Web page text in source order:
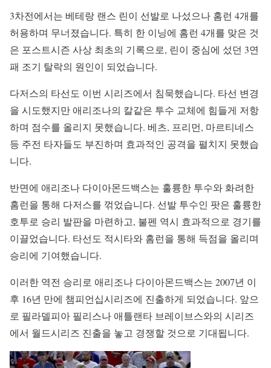
3차전에서는 베테랑 랜스 린이 선발로 나섰으나 홈런 4개를
허용하며 무너졌습니다. 특히 한 이닝에 홈런 4개를 맞은 것
은 포스트시즌 사상 최초의 기록으로, 린이 중심에 섰던 3연
패 조기 탈락의 원인이 되었습니다.
다저스의 타선도 이번 시리즈에서 침묵했습니다. 타선 변경
을 시도했지만 애리조나의 칼같은 투수 교체에 힘들게 저항
하며 점수를 올리지 못했습니다. 베츠, 프리먼, 마르티네스
등 주전 타자들도 부진하며 효과적인 공격을 펼치지 못했습
니다.
반면에 애리조나 다이아몬드백스는 훌륭한 투수와 화려한
홈런을 통해 다저스를 꺾었습니다. 선발 투수인 팟은 훌륭한
호투로 승리 발판을 마련하고, 불펜 역시 효과적으로 경기를
이끌었습니다. 타선도 적시타와 홈런을 통해 득점을 올리며
승리에 기여했습니다.
이러한 역전 승리로 애리조나 다이아몬드백스는 2007년 이
후 16년 만에 챔피언십시리즈에 진출하게 되었습니다. 앞으
로 필라델피아 필리스나 애틀랜타 브레이브스와의 시리즈
에서 월드시리즈 진출을 놓고 경쟁할 것으로 기대됩니다.